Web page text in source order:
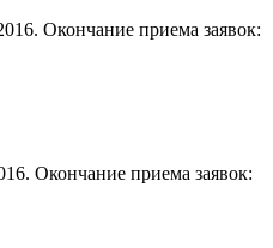
Окончание приема заявок:
Окончание приема заявок: